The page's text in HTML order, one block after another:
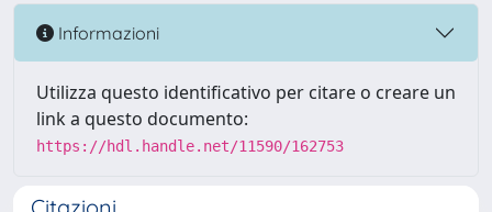
Informazioni
Utilizza questo identificativo per citare o creare un
link a questo documento:
https://hdl.handle.net/11590/162753